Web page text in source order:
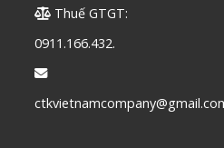
Thuế GTGT:
0911.166.432.